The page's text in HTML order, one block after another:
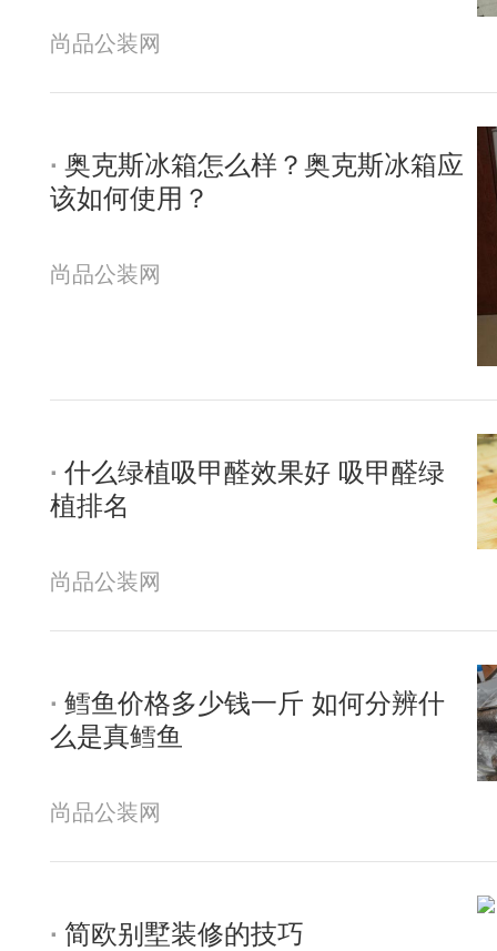
尚品公装网
奥克斯冰箱怎么样？奥克斯冰箱应
该如何使用？
尚品公装网
什么绿植吸甲醛效果好 吸甲醛绿
植排名
尚品公装网
鳕鱼价格多少钱一斤 如何分辨什
么是真鳕鱼
尚品公装网
简欧别墅装修的技巧